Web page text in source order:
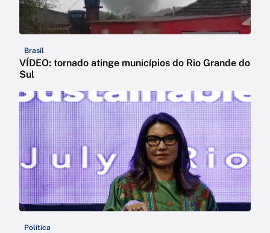
Brasil
VÍDEO: tornado atinge municípios do Rio Grande do
Sul
Política